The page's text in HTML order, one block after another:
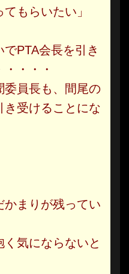
もらいたい」
PTA会長を引き
・・・
委員長も、間尾の
き受けることにな
かまりが残ってい
気にならないと